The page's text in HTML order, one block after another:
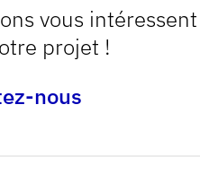
vous
projet !
nous